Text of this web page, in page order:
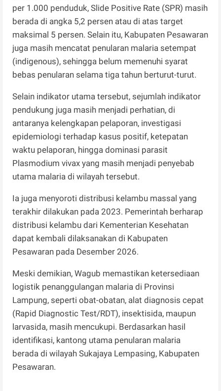
per 1.000 penduduk, Slide Positive Rate (SPR) masih
berada di angka 5,2 persen atau di atas target
maksimal 5 persen. Selain itu, Kabupaten Pesawaran
juga masih mencatat penularan malaria setempat
(indigenous), sehingga belum memenuhi syarat
bebas penularan selama tiga tahun berturut-turut.
Selain indikator utama tersebut, sejumlah indikator
pendukung juga masih menjadi perhatian, di
antaranya kelengkapan pelaporan, investigasi
epidemiologi terhadap kasus positif, ketepatan
waktu pelaporan, hingga dominasi parasit
Plasmodium vivax yang masih menjadi penyebab
utama malaria di wilayah tersebut.
Ia juga menyoroti distribusi kelambu massal yang
terakhir dilakukan pada 2023. Pemerintah berharap
distribusi kelambu dari Kementerian Kesehatan
dapat kembali dilaksanakan di Kabupaten
Pesawaran pada Desember 2026.
Meski demikian, Wagub memastikan ketersediaan
logistik penanggulangan malaria di Provinsi
Lampung, seperti obat-obatan, alat diagnosis cepat
(Rapid Diagnostic Test/RDT), insektisida, maupun
larvasida, masih mencukupi. Berdasarkan hasil
identifikasi, kantong utama penularan malaria
berada di wilayah Sukajaya Lempasing, Kabupaten
Pesawaran.